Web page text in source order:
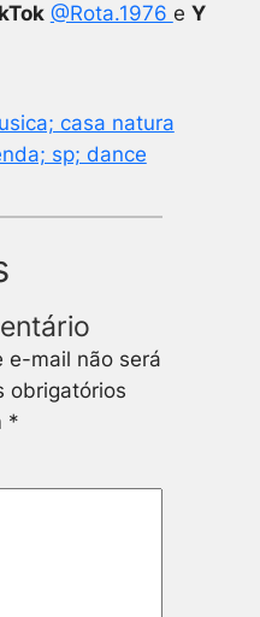
@Rota.1976 e Y
casa natura
sp; dance
e-mail não será
obrigatórios
*